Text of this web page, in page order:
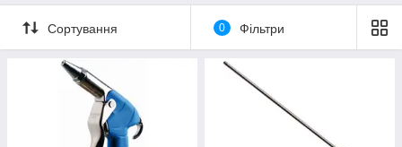
Сортування 0 Фільтри